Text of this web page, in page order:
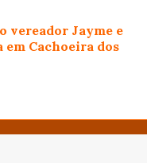
vereador Jayme e
Cachoeira dos